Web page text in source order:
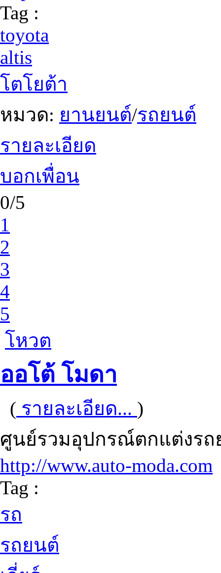
Tag :
toyota
altis
โตโยต้า
หมวด: ยานยนต์/รถยนต์
รายละเอียด
บอกเพื่อน
0/5
1
2
3
4
5
โหวต
ออโต้ โมดา
( รายละเอียด... )
ศูนย์รวมอุปกรณ์ตกแต่งรถ
http://www.auto-moda.com
Tag :
รถ
รถยนต์